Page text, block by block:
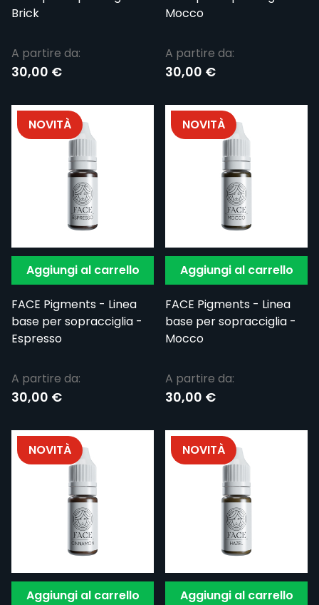
Brick
A partire da:
30,00 €
Mocco
A partire da:
30,00 €
Aggiungi al carrello
FACE Pigments - Linea
base per sopracciglia -
Espresso
NOVITÀ
A partire da:
30,00 €
Aggiungi al carrello
FACE Pigments - Linea
base per sopracciglia -
Mocco
NOVITÀ
A partire da:
30,00 €
Aggiungi al carrello
NOVITÀ
Aggiungi al carrello
NOVITÀ